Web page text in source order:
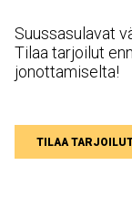
Suussasulavat
Tilaa tarjoilut
jonottamiselta!
TILAA